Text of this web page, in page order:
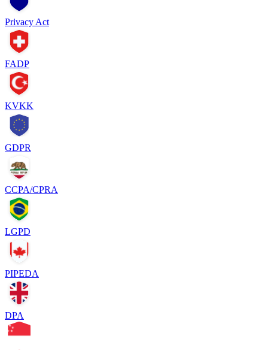
Privacy Act
FADP
KVKK
GDPR
CCPA/CPRA
LGPD
PIPEDA
DPA